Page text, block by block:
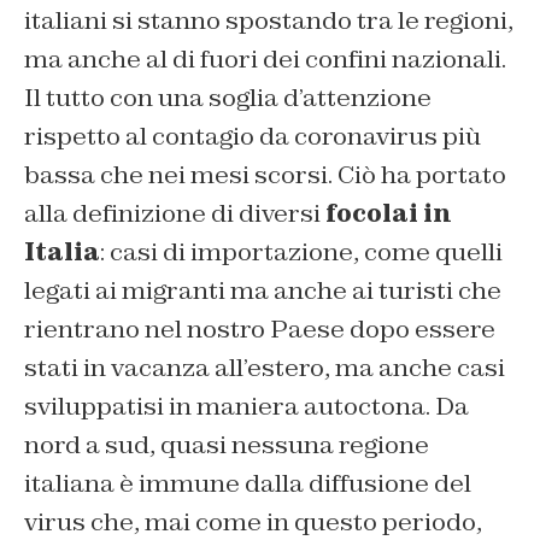
italiani si stanno spostando tra le regioni,
ma anche al di fuori dei confini nazionali.
Il tutto con una soglia d’attenzione
rispetto al contagio da coronavirus più
bassa che nei mesi scorsi. Ciò ha portato
alla definizione di diversifocolai in
Italia: casi di importazione, come quelli
legati ai migranti ma anche ai turisti che
rientrano nel nostro Paese dopo essere
stati in vacanza all’estero, ma anche casi
sviluppatisi in maniera autoctona. Da
nord a sud, quasi nessuna regione
italiana è immune dalla diffusione del
virus che, mai come in questo periodo,